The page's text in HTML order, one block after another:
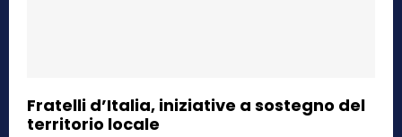
Fratelli d’Italia, iniziative a sostegno del
territorio locale